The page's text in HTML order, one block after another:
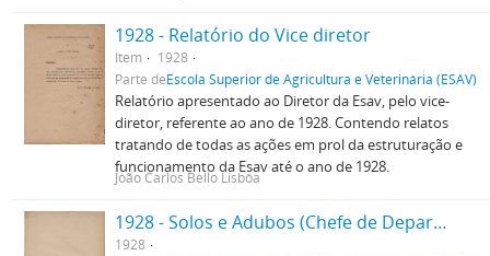
1928 - Relatório do Vice diretor
Item
1928
Parte deEscola Superior de Agricultura e Veterinária (ESAV)
Relatório apresentado ao Diretor da Esav, pelo vice-
diretor, referente ao ano de 1928. Contendo relatos
tratando de todas as ações em prol da estruturação e
funcionamento da Esav até o ano de 1928.
João Carlos Bello Lisbôa
1928 - Solos e Adubos (Chefe de Departamento)
1928